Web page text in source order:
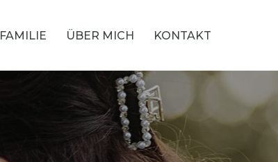
FAMILIE ÜBER MICH KONTAKT